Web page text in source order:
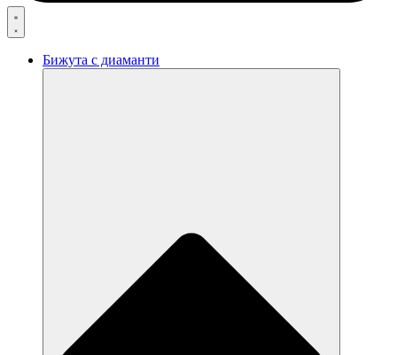
Бижута с диаманти